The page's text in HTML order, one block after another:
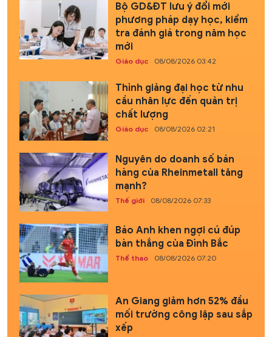
Bộ GD&ĐT lưu ý đổi mới
phương pháp dạy học, kiểm
tra đánh giá trong năm học
mới
Giáo dục 08/08/2026 03:42
Thỉnh giảng đại học từ nhu
cầu nhân lực đến quản trị
chất lượng
Giáo dục 08/08/2026 02:21
Nguyên do doanh số bán
hàng của Rheinmetall tăng
mạnh?
Thế giới 08/08/2026 07:33
Báo Anh khen ngợi cú đúp
bàn thắng của Đình Bắc
Thể thao 08/08/2026 07:20
An Giang giảm hơn 52% đầu
mối trường công lập sau sắp
xếp